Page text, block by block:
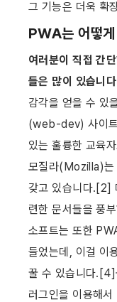
그 기능은 더욱 확
PWA는 어떻
여러분이 직접 간
들은 많이 있습니
감각을 얻을 수 있
(web-dev) 사이트
있는 훌륭한 교육
모질라(Mozilla)는
갖고 있습니다.[2]
련한 문서들을 풍
소프트는 또한
들었는데, 이걸 이
꿀 수 있습니다
러그인을 이용해